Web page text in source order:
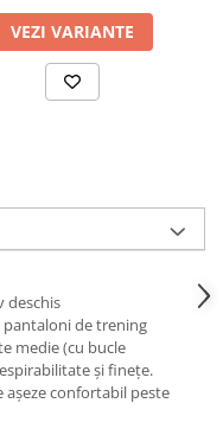
VEZI VARIANTE
deschis
pantaloni de trening
medie (cu bucle
și finețe.
așeze confortabil peste